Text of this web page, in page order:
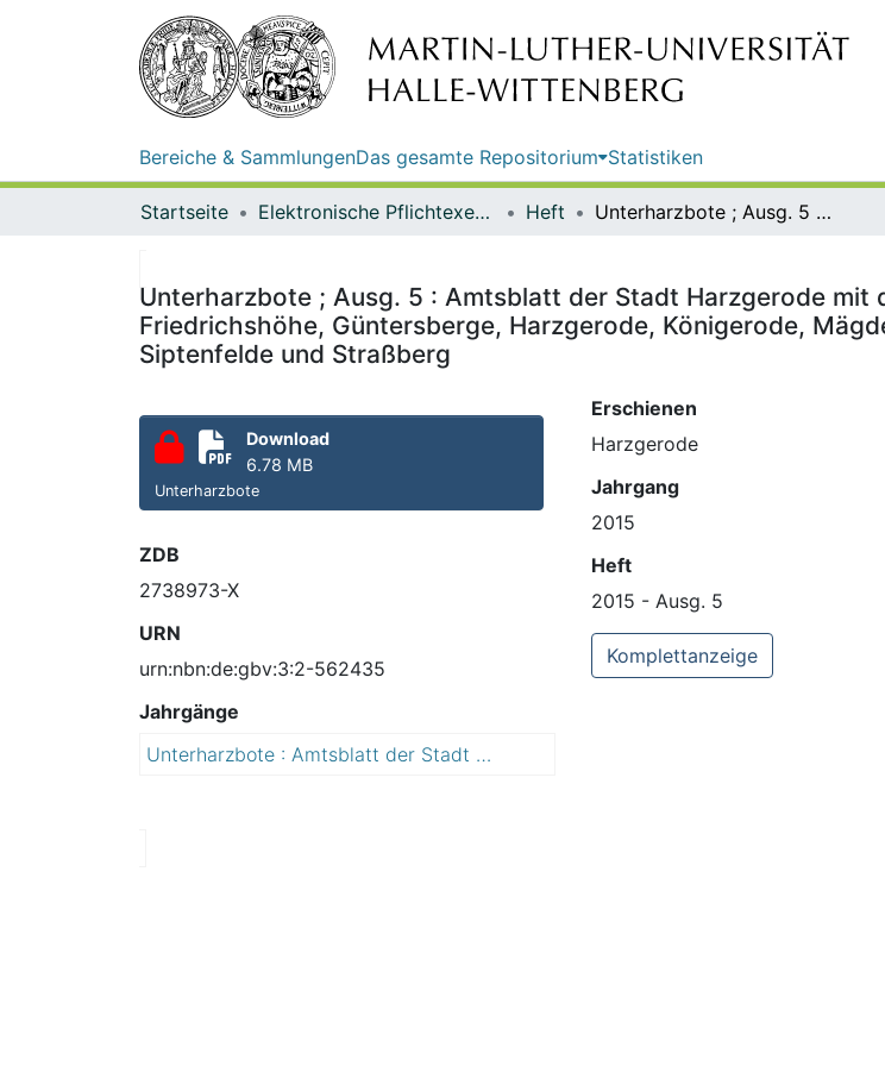
Bereiche & SammlungenDas gesamte Repositorium Statistiken
Startseite Elektronische Pflichtexemplare Heft Unterharzbote ; Ausg. 5 : Amtsblatt der Stadt Harzgerode mit den Ortsteilen Alexisbad, Bärenrode, Dankerode, Friedrichshöhe, Güntersberge, Harzgerode, Königerode, Mägdesprung, Neudorf, Schielo, Silberhütte, Siptenfelde und Straßberg
Unterharzbote ; Ausg. 5 : Amtsblatt der Stadt Harzgerode mit
Friedrichshöhe, Güntersberge, Harzgerode, Königerode,
Siptenfelde und Straßberg
Download
6.78 MB
Unterharzbote
ZDB
2738973-X
URN
urn:nbn:de:gbv:3:2-562435
Jahrgänge
Unterharzbote : Amtsblatt der Stadt Harzgerode mit den Ortsteilen Alexisbad, Bärenrode, Dankerode, Friedrichshöhe, Güntersberge, Harzgerode, Königerode, Mägdesprung, Neudorf, Schielo, Silberhütte, Siptenfelde und Straßberg
Erschienen
Harzgerode
Jahrgang
2015
Heft
2015 - Ausg. 5
Komplettanzeige